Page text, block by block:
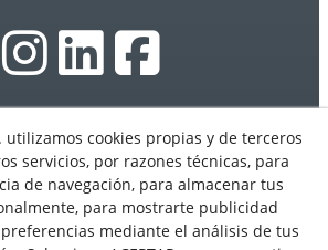
Ebasnet - Dispromedia, SL - Todos los
Condiciones de Uso
Aviso Legal
utilizamos cookies propias y de terceros
servicios, por razones técnicas, para
de navegación, para almacenar tus
para mostrarte publicidad
mediante el análisis de tus